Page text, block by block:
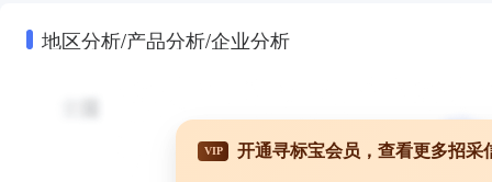
地区分析/产品分析/企业分析
VIP 开通寻标宝会员，查看更多招采